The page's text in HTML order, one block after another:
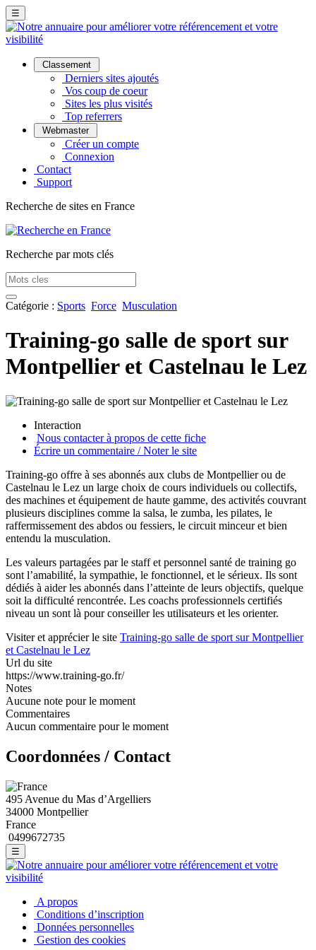
☰
Classement
Derniers sites ajoutés
Vos coup de coeur
Sites les plus visités
Top referrers
Webmaster
Créer un compte
Connexion
Contact
Support
Recherche de sites en France
Recherche par mots clés
Catégorie : Sports Force Musculation
Training-go salle de sport sur
Montpellier et Castelnau le Lez
Interaction
Nous contacter à propos de cette fiche
Écrire un commentaire / Noter le site
Training-go offre à ses abonnés aux clubs de Montpellier ou de
Castelnau le Lez un large choix de cours individuels ou collectifs,
des machines et équipement de haute gamme, des activités couvrant
plusieurs disciplines comme la salsa, le zumba, les pilates, le
raffermissement des abdos ou fessiers, le circuit minceur et bien
entendu la musculation.
Les valeurs partagées par le staff et personnel santé de training go
sont l’amabilité, la sympathie, le fonctionnel, et le sérieux. Ils sont
dédiés à aider les abonnés dans l’atteinte de leurs objectifs, quelque
soit la difficulté rencontrée. Les coachs professionnels certifiés
niveau un sont là pour conseiller les utilisateurs et les orienter.
Visiter et apprécier le site Training-go salle de sport sur Montpellier
et Castelnau le Lez
Url du site
https://www.training-go.fr/
Notes
Aucune note pour le moment
Commentaires
Aucun commentaire pour le moment
Coordonnées / Contact
495 Avenue du Mas d’Argelliers
34000 Montpellier
France
0499672735
☰
A propos
Conditions d’inscription
Données personnelles
Gestion des cookies